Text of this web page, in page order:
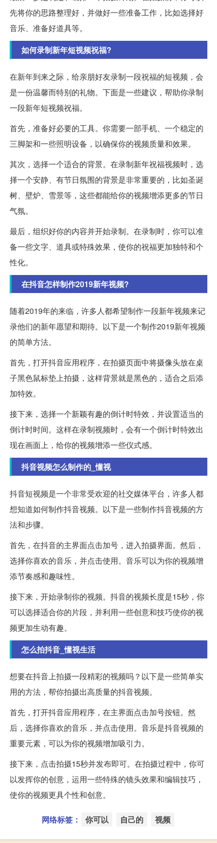
先将你的思路整理好，并做好一些准备工作，比如选择好
音乐、准备好道具等。
如何录制新年短视频祝福?
在新年到来之际，给亲朋好友录制一段祝福的短视频，会
是一份温馨而特别的礼物。下面是一些建议，帮助你录制
一段新年短视频祝福。
首先，准备好必要的工具。你需要一部手机、一个稳定的
三脚架和一些照明设备，以确保你的视频质量和效果。
其次，选择一个适合的背景。在录制新年祝福视频时，选
择一个安静、有节日氛围的背景是非常重要的，比如圣诞
树、壁炉、雪景等，这些都能给你的视频增添更多的节日
气氛。
最后，组织好你的内容并开始录制。在录制时，你可以准
备一些文字、道具或特殊效果，使你的祝福更加独特和个
性化。
在抖音怎样制作2019新年视频?
随着2019年的来临，许多人都希望制作一段新年视频来记
录他们的新年愿望和期待。以下是一个制作2019新年视频
的简单方法。
首先，打开抖音应用程序，在拍摄页面中将摄像头放在桌
子黑色鼠标垫上拍摄，这样背景就是黑色的，适合之后添
加特效。
接下来，选择一个新颖有趣的倒计时特效，并设置适当的
倒计时时间。这样在录制视频时，会有一个倒计时特效出
现在画面上，给你的视频增添一些仪式感。
抖音视频怎么制作的_懂视
抖音短视频是一个非常受欢迎的社交媒体平台，许多人都
想知道如何制作抖音视频。以下是一些制作抖音视频的方
法和步骤。
首先，在抖音的主界面点击加号，进入拍摄界面。然后，
选择你喜欢的音乐，并点击使用。音乐可以为你的视频增
添节奏感和趣味性。
接下来，开始录制你的视频。抖音的视频长度是15秒，你
可以选择适合你的片段，并利用一些创意和技巧使你的视
频更加生动有趣。
怎么拍抖音_懂视生活
想要在抖音上拍摄一段精彩的视频吗？以下是一些简单实
用的方法，帮你拍摄出高质量的抖音视频。
首先，打开抖音应用程序，在主界面点击加号按钮。然
后，选择你喜欢的音乐，并点击使用。音乐是抖音视频的
重要元素，可以为你的视频增加吸引力。
接下来，点击拍摄15秒并发布即可。在拍摄过程中，你可
以发挥你的创意，运用一些特殊的镜头效果和编辑技巧，
使你的视频更具个性和创意。
网络标签： 你可以 自己的 视频